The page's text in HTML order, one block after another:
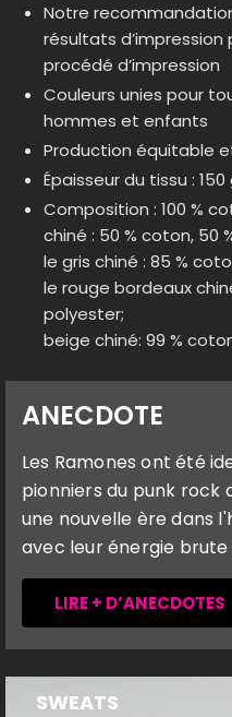
Notre
résultats
procédé d’impression
Couleurs unies pour
hommes et enfants
Production équitable
Épaisseur du tissu : 150
Composition : 100 %
chiné : 50 % coton, 50
le gris chiné : 85 %
le rouge bordeaux
polyester;
beige chiné: 99 %
ANECDOTE
Les Ramones ont été
pionniers du punk rock
une nouvelle ère dans
avec leur énergie
LIRE + D’ANECDOTES
SWEATS